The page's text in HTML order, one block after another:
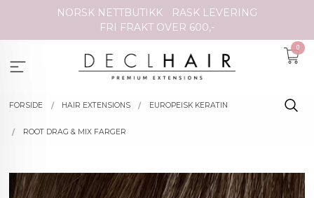
NORSK NETTBUTIKK
RASK LEVERING
FRI FRAKT OVER 600,-
0
FORSIDE HAIR EXTENSIONS EUROPEISK KERATIN
ROOT DRAG & MIX FARGER